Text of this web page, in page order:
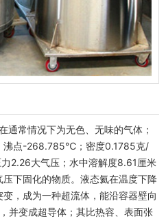
常情况下为无色、无味的气体；
沸点-268.785℃；密度0.1785克/
2.26大气压；水中溶解度8.61厘米
下固化的物质。液态氦在温度下降
，成为一种超流体，能沿容器壁向
并变成超导体；其比热容、表面张